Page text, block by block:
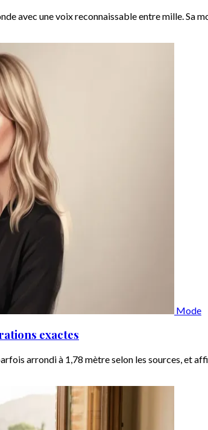
avec une voix reconnaissable entre mille. Sa
Mode
exactes
arrondi à 1,78 mètre selon les sources, et